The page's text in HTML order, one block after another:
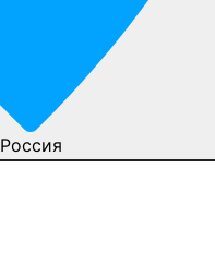
Россия